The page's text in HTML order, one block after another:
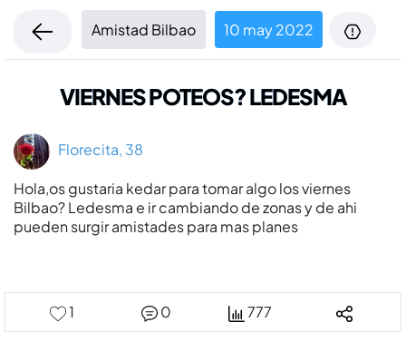
Amistad Bilbao 10 may 2022
VIERNES POTEOS? LEDESMA
Florecita, 38
Hola,os gustaria kedar para tomar algo los viernes
Bilbao? Ledesma e ir cambiando de zonas y de ahi
pueden surgir amistades para mas planes
1 0 777